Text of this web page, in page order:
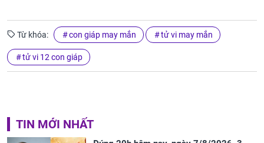
Từ khóa: con giáp may mắn tử vi may mắn
tử vi 12 con giáp
TIN MỚI NHẤT